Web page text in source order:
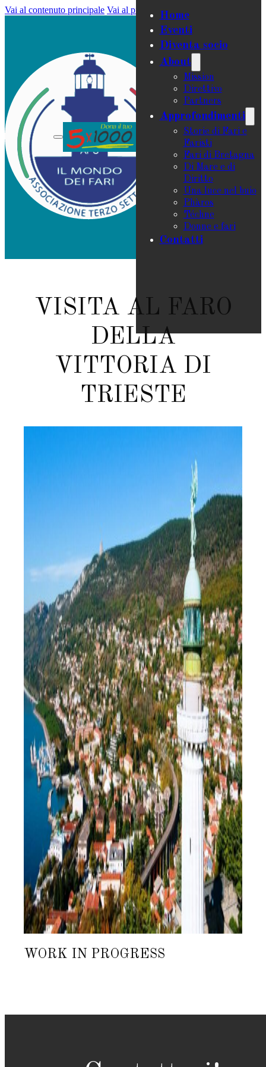
Vai al contenuto principale Vai al piè di paginaHome
Eventi
Diventa socio
About
Mission
Direttivo
Partners
Approfondimenti
Storie di Fari e
Faristi
Fari di Bretagna
Di Mare e di
Diritto
Una luce nel buio
Phàros
Téchne
Donne e fari
Contatti
VISITA AL FARO
DELLA
VITTORIA DI
TRIESTE
WORK IN PROGRESS